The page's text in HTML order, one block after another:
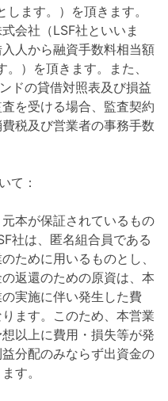
ます。）を頂きます。
会社（LSF社といいま
人から融資手数料相当額
。）を頂きます。また、
ドの貸借対照表及び損益
を受ける場合、監査契約
税及び営業者の事務手数
て：
本が保証されているもの
社は、匿名組合員である
ために用いるものとし、
返還のための原資は、本
実施に伴い発生した費
ます。このため、本営業
以上に費用・損失等が発
分配のみならず出資金の
す。